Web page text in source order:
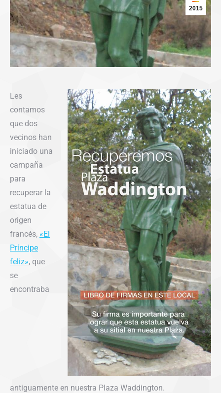
2015
Les
contamos
que dos
vecinos han
iniciado una
campaña
para
recuperar la
estatua de
origen
francés, «El
Príncipe
feliz», que
se
encontraba
antiguamente en nuestra Plaza Waddington.